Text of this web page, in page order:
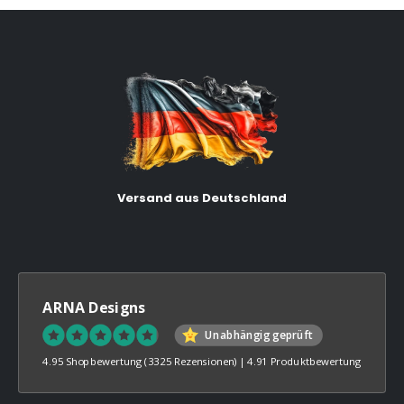
Versand aus Deutschland
ARNA Designs
Unabhängig geprüft
4.95 Shopbewertung (3325 Rezensionen) |4.91 Produktbewertung